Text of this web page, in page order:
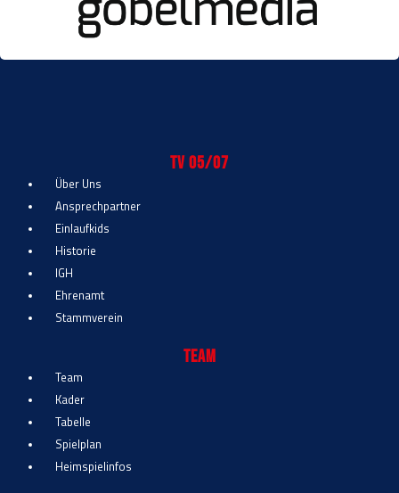
TV 05/07
Über Uns
Ansprechpartner
Einlaufkids
Historie
IGH
Ehrenamt
Stammverein
Team
Team
Kader
Tabelle
Spielplan
Heimspielinfos